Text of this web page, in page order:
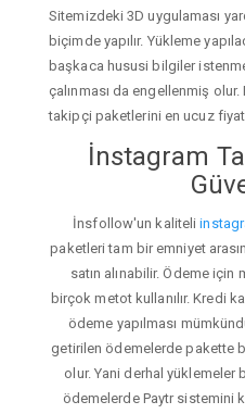
Sitemizdeki 3D uygulaması
biçimde yapılır. Yükleme
başkaca hususi bilgiler
çalınması da engellenmiş olur.
takipçi paketlerini en ucuz
İnstagram
İnsfollow'un kaliteli
paketleri tam bir emniyet
satın alınabilir. Ödeme
birçok metot kullanılır. Kredi
ödeme yapılması
getirilen ödemelerde pakette
olur. Yani derhal yüklemeler
ödemelerde Paytr sistemini